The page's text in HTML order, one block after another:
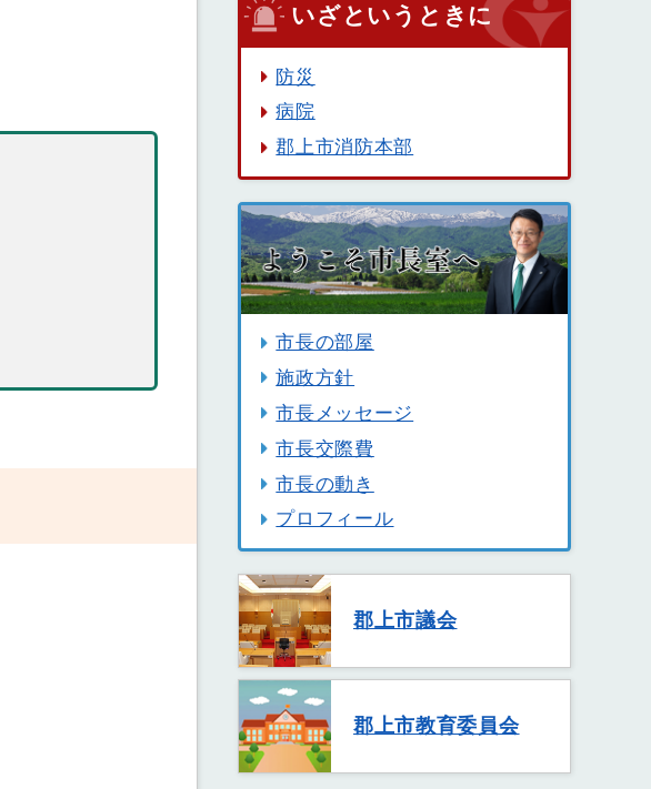
いざというときに
防災
病院
郡上市消防本部
市長の部屋
施政方針
市長メッセージ
市長交際費
市長の動き
プロフィール
郡上市議会
郡上市教育委員会